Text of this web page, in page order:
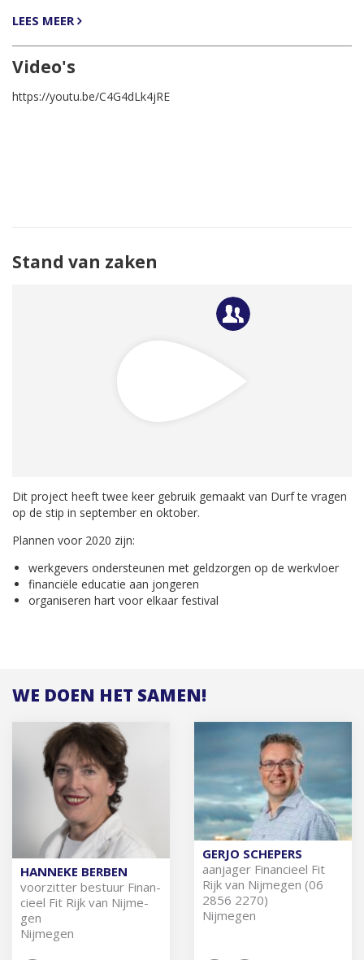
LEES MEER
Video's
https://youtu.be/C4G4dLk4jRE
Stand van zaken
Dit project heeft twee keer gebruik gemaakt van Durf te vragen
op de stip in september en oktober.
Plannen voor 2020 zijn:
werkgevers ondersteunen met geldzorgen op de werkvloer
financiële educatie aan jongeren
organiseren hart voor elkaar festival
WE DOEN HET SAMEN!
HANNEKE BERBEN
voor­zit­ter be­stuur Fi­nan­
ci­eel Fit Rijk van Nij­me­
gen
Nijmegen
GERJO SCHEPERS
aan­ja­ger Fi­nan­ci­eel Fit
Rijk van Nij­me­gen (06
2856 2270)
Nijmegen